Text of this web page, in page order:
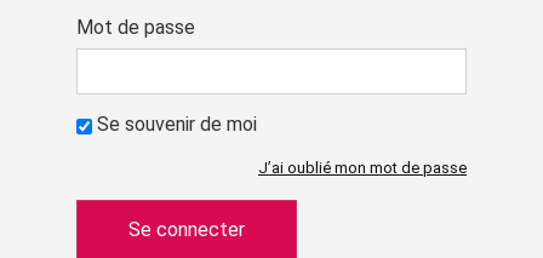
Mot de passe
Se souvenir de moi
J’ai oublié mon mot de passe